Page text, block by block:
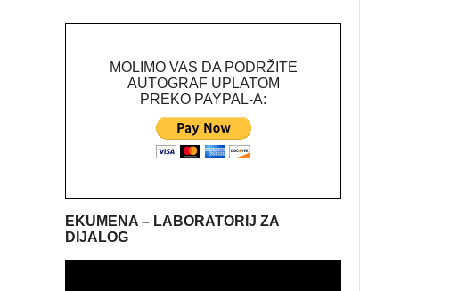
MOLIMO VAS DA PODRŽITE
AUTOGRAF UPLATOM
PREKO PAYPAL-A:
EKUMENA – LABORATORIJ ZA
DIJALOG